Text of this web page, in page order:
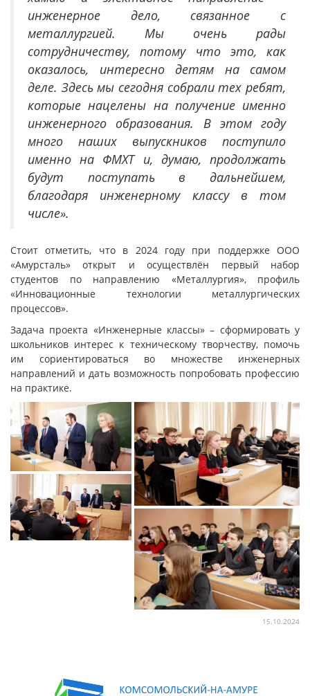
инженерное дело, связанное с
металлургией. Мы очень рады
сотрудничеству, потому что это, как
оказалось, интересно детям на самом
деле. Здесь мы сегодня собрали тех ребят,
которые нацелены на получение именно
инженерного образования. В этом году
много наших выпускников поступило
именно на ФМХТ и, думаю, продолжать
будут поступать в дальнейшем,
благодаря инженерному классу в том
числе».
Стоит отметить, что в 2024 году при поддержке ООО
«Амурсталь» открыт и осуществлён первый набор
студентов по направлению «Металлургия», профиль
«Инновационные технологии металлургических
процессов».
Задача проекта «Инженерные классы» – сформировать у
школьников интерес к техническому творчеству, помочь
им сориентироваться во множестве инженерных
направлений и дать возможность попробовать профессию
на практике.
15.10.2024